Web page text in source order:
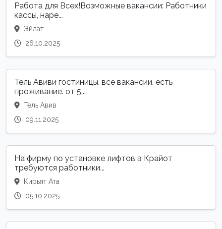
Работа для Всех!Возможные вакансии: Работники
кассы, наре...
Эйлат
26.10.2025
Тель Авиви гостиницы. все вакансии. есть
проживание. от 5...
Тель Авив
09.11.2025
На фирму по установке лифтов в Крайот
требуются работники...
Кирьят Ата
05.10.2025